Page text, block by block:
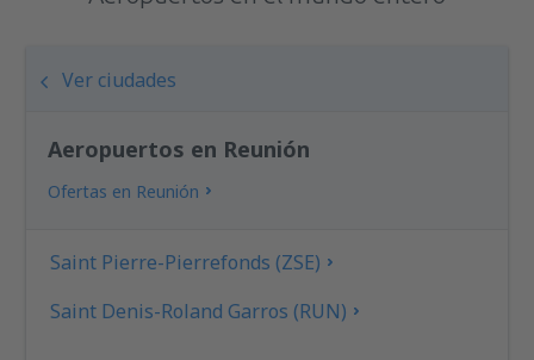
Ver ciudades
Aeropuertos en Reunión
Ofertas en Reunión
Saint Pierre-Pierrefonds (ZSE)
Saint Denis-Roland Garros (RUN)